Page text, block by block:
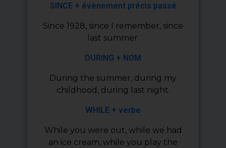
SINCE + évènement précis passé
Since 1928, since I remember, since
last summer.
DURING + NOM
During the summer, during my
childhood, during last night.
WHILE + verbe
While you were out, while we had
an ice cream, while you play the